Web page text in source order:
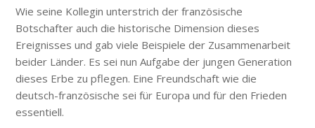
Wie seine Kollegin unterstrich der französische
Botschafter auch die historische Dimension dieses
Ereignisses und gab viele Beispiele der Zusammenarbeit
beider Länder. Es sei nun Aufgabe der jungen Generation
dieses Erbe zu pflegen. Eine Freundschaft wie die
deutsch-französische sei für Europa und für den Frieden
essentiell.